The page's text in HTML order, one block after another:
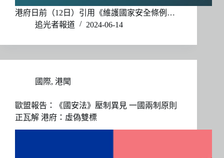
港府日前（12日）引用《維護國家安全條例…
追光者報道
2024-06-14
國際, 港聞
歐盟報告：《國安法》壓制異見 一國兩制原則
正瓦解 港府：虛偽雙標